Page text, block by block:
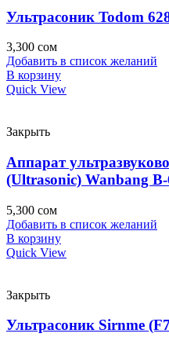
Ультрасоник Todom
3,300 сом
Добавить в список желаний
В корзину
Quick View
Закрыть
Аппарат
(Ultrasonic) Wanbang B-
5,300 сом
Добавить в список желаний
В корзину
Quick View
Закрыть
Ультрасоник Sirnme